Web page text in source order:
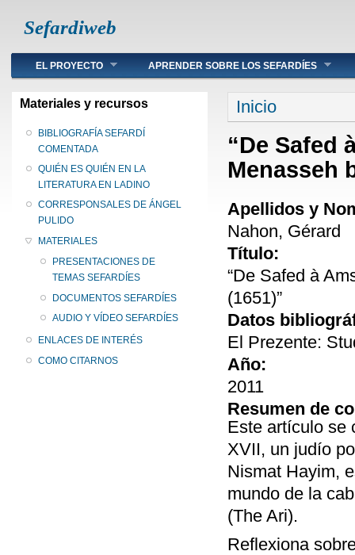
Sefardiweb
Main menu
EL PROYECTO APRENDER SOBRE LOS SEFARDÍES
Materiales y recursos
BIBLIOGRAFÍA SEFARDÍ
COMENTADA
QUIÉN ES QUIÉN EN LA
LITERATURA EN LADINO
CORRESPONSALES DE ÁNGEL
PULIDO
MATERIALES
PRESENTACIONES DE
TEMAS SEFARDÍES
DOCUMENTOS SEFARDÍES
AUDIO Y VÍDEO SEFARDÍES
ENLACES DE INTERÉS
COMO CITARNOS
Se encuentra
Inicio
“De Safed
Menasseh
Apellidos y
Nahon, Gérard
Título:
“De Safed à
(1651)”
Datos
El Prezente:
Año:
2011
Resumen de
Este artículo se
XVII, un judío
Nismat Hayim,
mundo de la
(The Ari).
Reflexiona